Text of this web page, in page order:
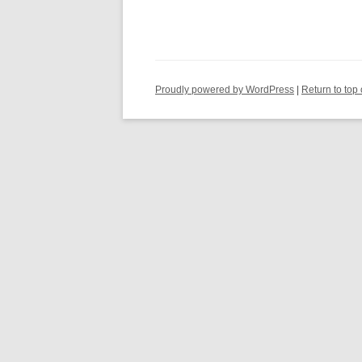
Proudly powered by WordPress Return to top